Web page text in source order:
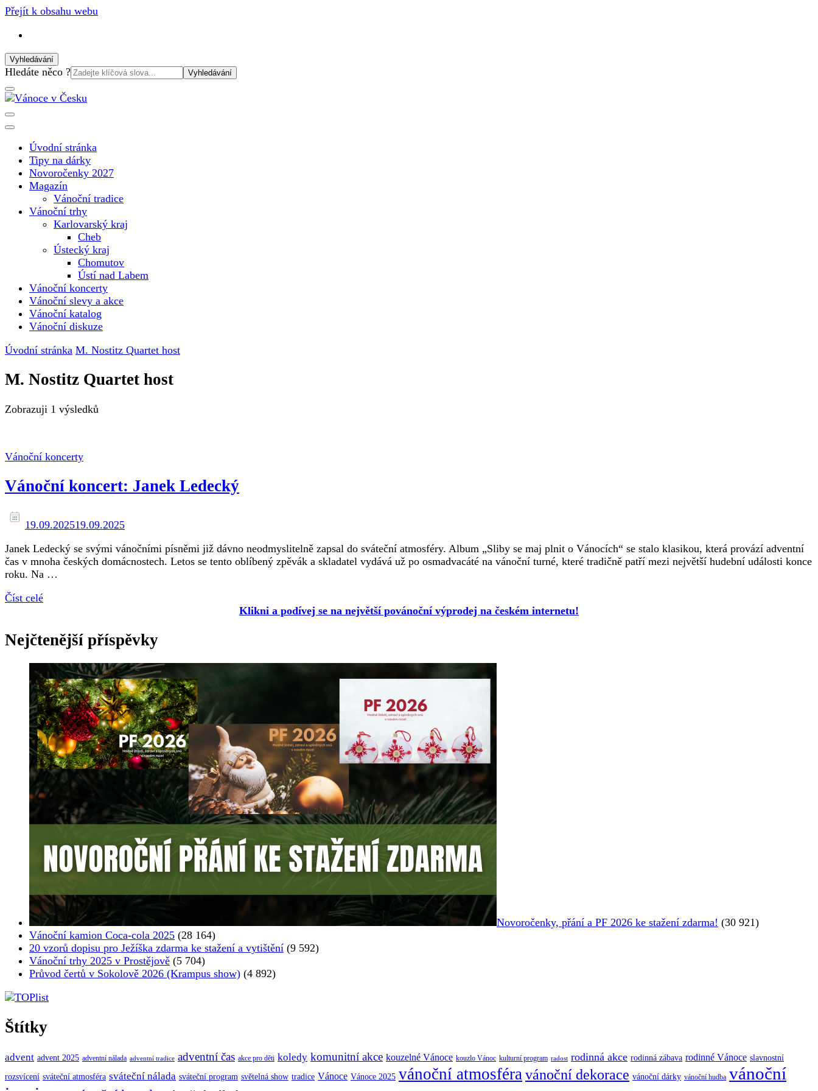
Přejít k obsahu webu
Vyhledávání
Vyhledat:
Hledáte něco ?
Vánoce v Česku
Úvodní stránka
Tipy na dárky
Novoročenky 2027
Magazín
Vánoční tradice
Vánoční trhy
Karlovarský kraj
Cheb
Ústecký kraj
Chomutov
Ústí nad Labem
Vánoční koncerty
Vánoční slevy a akce
Vánoční katalog
Vánoční diskuze
Úvodní stránka M. Nostitz Quartet host
M. Nostitz Quartet host
Zobrazuji 1 výsledků
Vánoční koncerty
Vánoční koncert: Janek Ledecký
19.09.202519.09.2025
Janek Ledecký se svými vánočními písněmi již dávno neodmyslitelně zapsal do sváteční atmosféry. Album „Sliby se maj plnit o Vánocích“ se stalo klasikou, která provází adventní
čas v mnoha českých domácnostech. Letos se tento oblíbený zpěvák a skladatel vydává už po osmadvacáté na vánoční turné, které tradičně patří mezi největší hudební události konce
roku. Na …
Číst celé
Klikni a podívej se na největší povánoční výprodej na českém internetu!
Nejčtenější příspěvky
Novoročenky, přání a PF 2026 ke stažení zdarma! (30 921)
Vánoční kamion Coca-cola 2025 (28 164)
20 vzorů dopisu pro Ježíška zdarma ke stažení a vytištění (9 592)
Vánoční trhy 2025 v Prostějově (5 704)
Průvod čertů v Sokolově 2026 (Krampus show) (4 892)
Štítky
advent advent 2025 adventní nálada adventní tradice adventní čas akce pro děti koledy komunitní akce kouzelné Vánoce kouzlo Vánoc kulturní program radost rodinná akce rodinná zábava rodinné Vánoce slavnostní
rozsvícení sváteční atmosféra sváteční nálada sváteční program světelná show tradice Vánoce Vánoce 2025 vánoční atmosféravánoční dekorace vánoční dárky vánoční hudba vánoční